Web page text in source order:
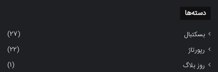
دسته‌ها
بسکتبال
(27)
رپورتاژ
(22)
روز بلاگ
(1)